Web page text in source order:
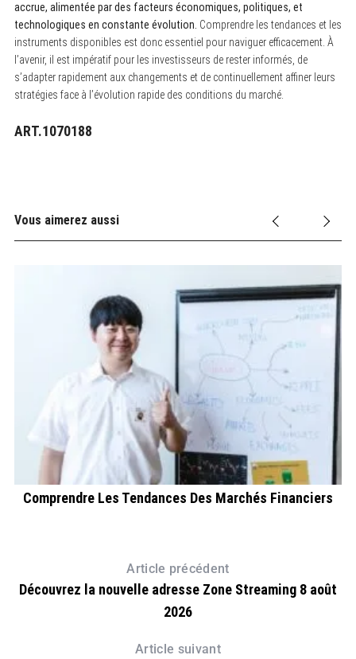
accrue, alimentée par des facteurs économiques, politiques, et
technologiques en constante évolution. Comprendre les tendances et les
instruments disponibles est donc essentiel pour naviguer efficacement. À
l’avenir, il est impératif pour les investisseurs de rester informés, de
s’adapter rapidement aux changements et de continuellement affiner leurs
stratégies face à l’évolution rapide des conditions du marché.
ART.1070188
Vous aimerez aussi
Comprendre Les Tendances Des Marchés Financiers
Article précédent
Découvrez la nouvelle adresse Zone Streaming 8 août
2026
Article suivant